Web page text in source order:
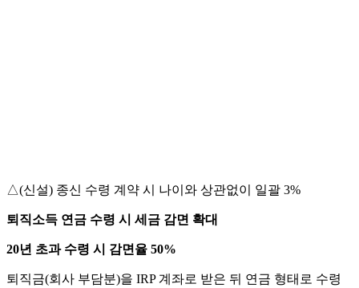
△(신설) 종신 수령 계약 시 나이와 상관없이 일괄 3%
퇴직소득 연금 수령 시 세금 감면 확대
20년 초과 수령 시 감면율 50%
퇴직금(회사 부담분)을 IRP 계좌로 받은 뒤 연금 형태로 수령